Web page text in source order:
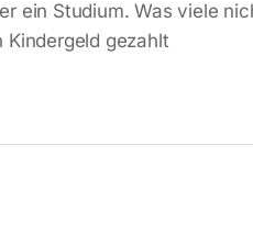
ein Studium. Was viele
Kindergeld gezahlt